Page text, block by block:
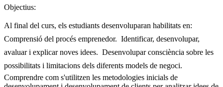
Objectius:
Al final del curs, els estudiants desenvoluparan habilitats en: 
Comprensió del procés emprenedor.  Identificar, desenvolupar,
avaluar i explicar noves idees.  Desenvolupar consciència sobre les
possibilitats i limitacions dels diferents models de negoci. 
Comprendre com s'utilitzen les metodologies inicials de